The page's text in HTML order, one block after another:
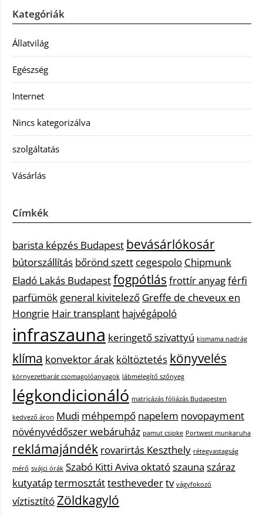
Kategóriák
Állatvilág
Egészség
Internet
Nincs kategorizálva
szolgáltatás
Vásárlás
Címkék
barista képzés Budapest bevásárlókosár
bútorszállítás bőrönd szett cegespolo Chipmunk
Eladó Lakás Budapestfogpótlás frottír anyagférfi
parfümök general kivitelező Greffe de cheveux en
Hongrie Hair transplant hajvégápoló
infraszauna keringető szivattyú kismama nadrág
klíma konvektor árak költöztetés könyvelés
környezetbarát csomagolóanyagok lábmelegítő szőnyeg
légkondicionáló matricázás fóliázás Budapesten
kedvező áron Mudi méhpempő napelem novopayment
növényvédőszer webáruház pamut csipke Portwest munkaruha
reklámajándék rovarirtás Keszthely rétegvastagság
mérő svájci órák Szabó Kitti Aviva oktatószauna száraz
kutyatáptermosztáttesthevedertv vágyfokozó
víztisztítóZöldkagyló